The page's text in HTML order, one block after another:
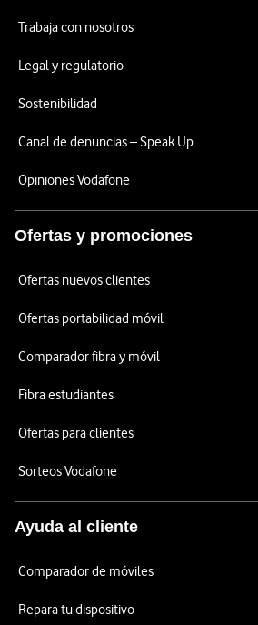
Trabaja con nosotros
Legal y regulatorio
Sostenibilidad
Canal de denuncias – Speak Up
Opiniones Vodafone
Ofertas y promociones
Ofertas nuevos clientes
Ofertas portabilidad móvil
Comparador fibra y móvil
Fibra estudiantes
Ofertas para clientes
Sorteos Vodafone
Ayuda al cliente
Comparador de móviles
Repara tu dispositivo